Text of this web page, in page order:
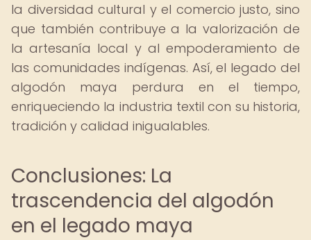
la diversidad cultural y el comercio justo, sino
que también contribuye a la valorización de
la artesanía local y al empoderamiento de
las comunidades indígenas. Así, el legado del
algodón maya perdura en el tiempo,
enriqueciendo la industria textil con su historia,
tradición y calidad inigualables.
Conclusiones: La
trascendencia del algodón
en el legado maya